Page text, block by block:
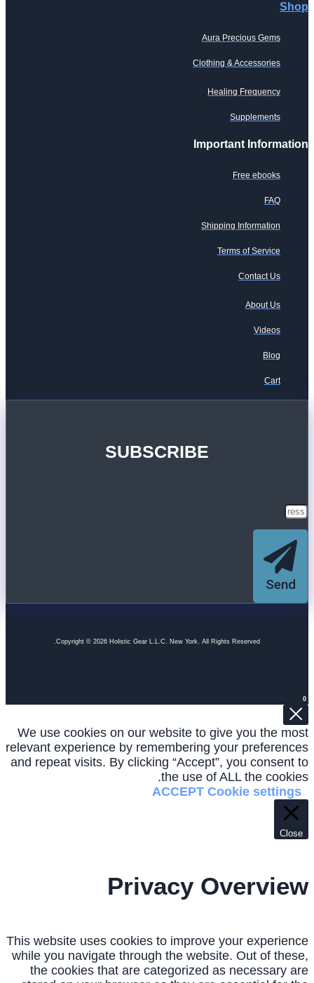
Shop
Aura Precious Gems
Clothing & Accessories
Healing Frequency
Supplements
Important Information
Free ebooks
FAQ
Shipping Information
Terms of Service
Contact Us
About Us
Videos
Blog
Cart
SUBSCRIBE
Send
Copyright © 2026 Holistic Gear L.L.C. New York. All Rights Reserved.
0
We use cookies on our website to give you the most
relevant experience by remembering your preferences
and repeat visits. By clicking “Accept”, you consent to
the use of ALL the cookies.
Cookie settings
ACCEPT
Close
Privacy Overview
This website uses cookies to improve your experience
while you navigate through the website. Out of these,
the cookies that are categorized as necessary are